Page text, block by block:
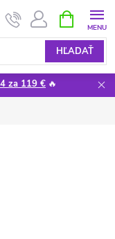
HĽADAŤ
KOŠÍK
za 119 € 🔥